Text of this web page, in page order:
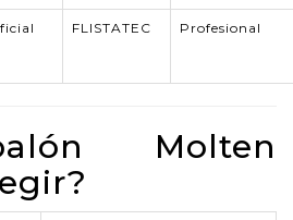
FLISTATEC Profesional
Molten